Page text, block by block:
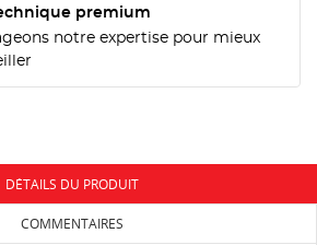
premium
notre expertise pour mieux
DÉTAILS DU PRODUIT
COMMENTAIRES
LISTE D'ENVIES
D'ENVIES
Créer une liste d'envies
pour ajouter des produits